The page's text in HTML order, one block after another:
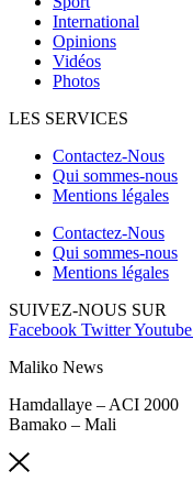
International
Opinions
Vidéos
Photos
LES SERVICES
Contactez-Nous
Qui sommes-nous
Mentions légales
Contactez-Nous
Qui sommes-nous
Mentions légales
SUIVEZ-NOUS SUR
Facebook TwitterYoutube
Maliko News
Hamdallaye – ACI 2000
Bamako – Mali